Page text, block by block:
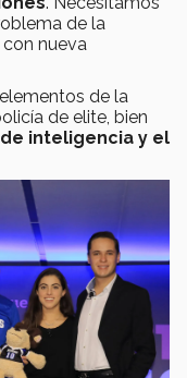
de la
nueva
de la
de elite, bien
inteligencia y el